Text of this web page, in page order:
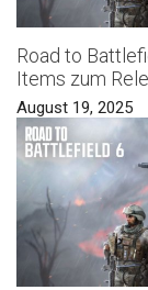
Road to
Items zum
August 19, 2025